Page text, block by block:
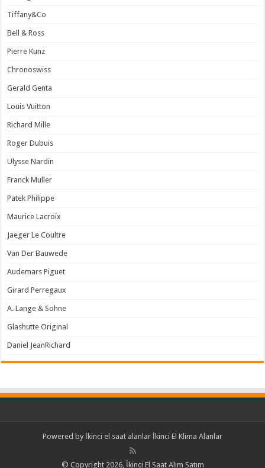
Tiffany&Co
Bell & Ross
Pierre Kunz
Chronoswiss
Gerald Genta
Louis Vuitton
Richard Mille
Roger Dubuis
Ulysse Nardin
Franck Muller
Patek Philippe
Maurice Lacroix
Jaeger Le Coultre
Van Der Bauwede
Audemars Piguet
Girard Perregaux
A. Lange & Sohne
Glashutte Original
Daniel JeanRichard
Powered by İkinci el saat alanlar İkinci El Klima Alanlar
© Copyright 2026, İkinci El Saat Alım Satım